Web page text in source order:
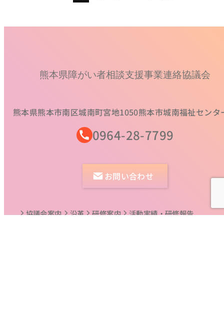
熊本県障がい者相談支援事業連絡協議会
熊本県熊本市南区城南町宮地1050熊本市城南福祉センタ
0964-28-7799
お問い合わせ
協議会案内 沿革 研修案内
活動実績・研修報告